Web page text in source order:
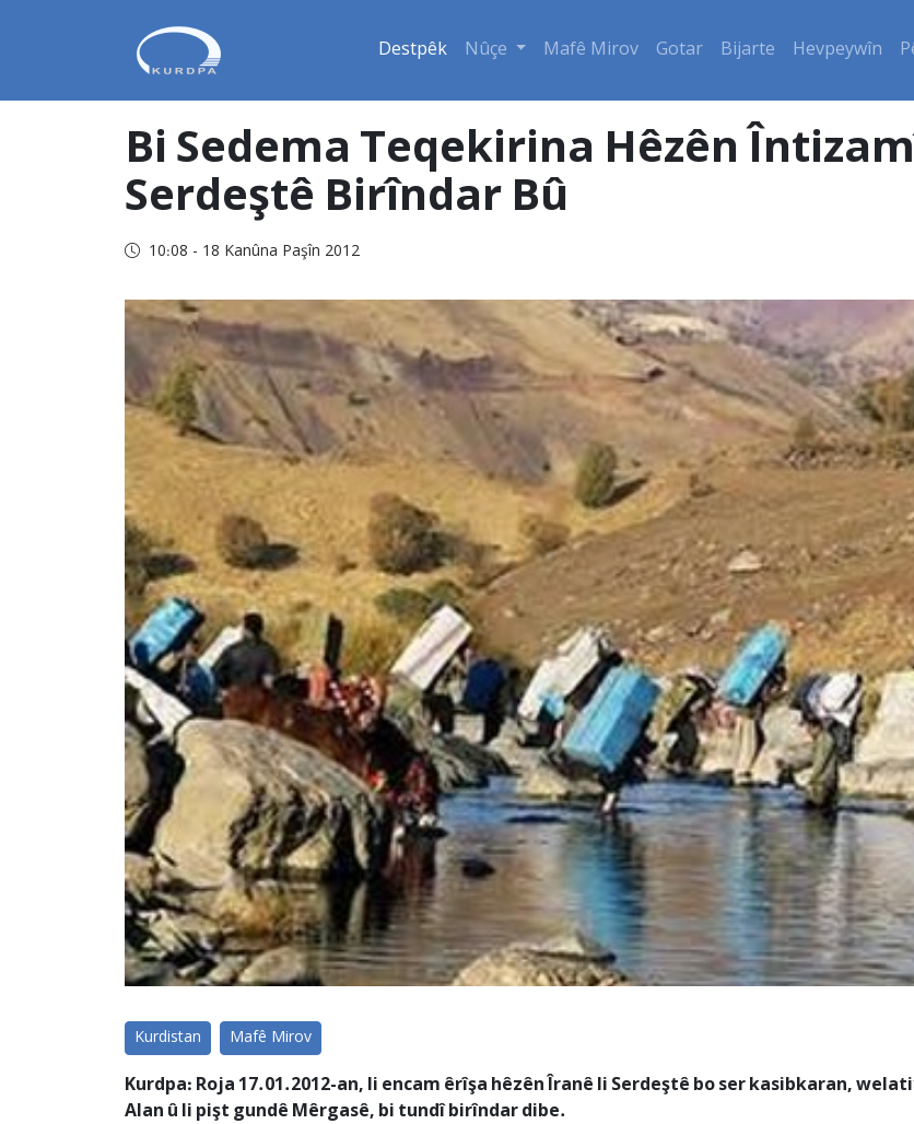
Destpêk Nûçe Mafê Mirov Gotar Bijarte Hevpeywîn
Bi Sedema Teqekirina Hêzên
Serdeştê Birîndar Bû
10:08 - 18 Kanûna Paşîn 2012
Kurdistan Mafê Mirov
Kurdpa: Roja 17.01.2012-an, li encam êrîşa hêzên Îranê li Serdeştê bo ser kasibkaran,
Alan û li pişt gundê Mêrgasê, bi tundî birîndar dibe.